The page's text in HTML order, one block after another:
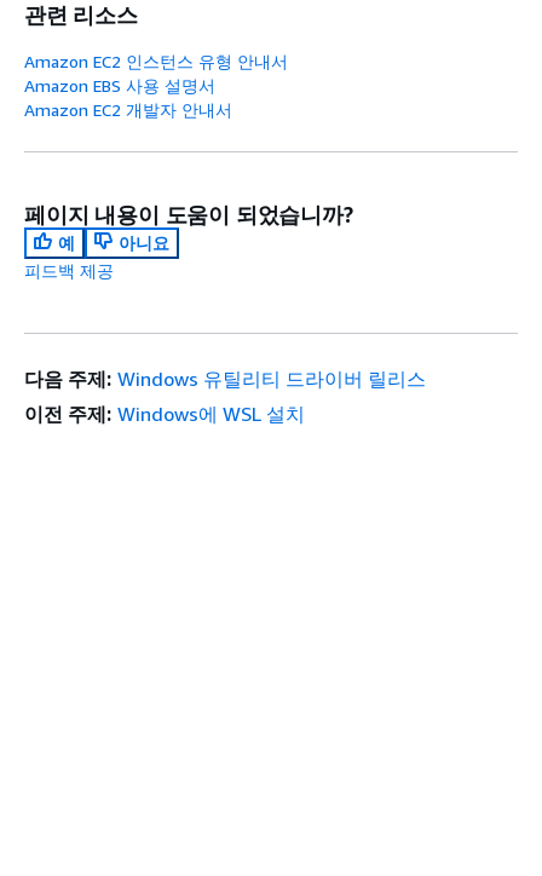
관련 리소스
Amazon EC2 인스턴스 유형 안내서
Amazon EBS 사용 설명서
Amazon EC2 개발자 안내서
페이지 내용이 도움이 되었습니까?
예
아니요
피드백 제공
다음 주제: Windows 유틸리티 드라이버 릴리스
이전 주제: Windows에 WSL 설치